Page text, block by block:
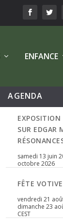
ENFANCE
AGENDA
EXPOSITION
SUR EDGAR
samedi 13 juin
octobre 2026
FÊTE
vendredi 21
dimanche 23
CEST